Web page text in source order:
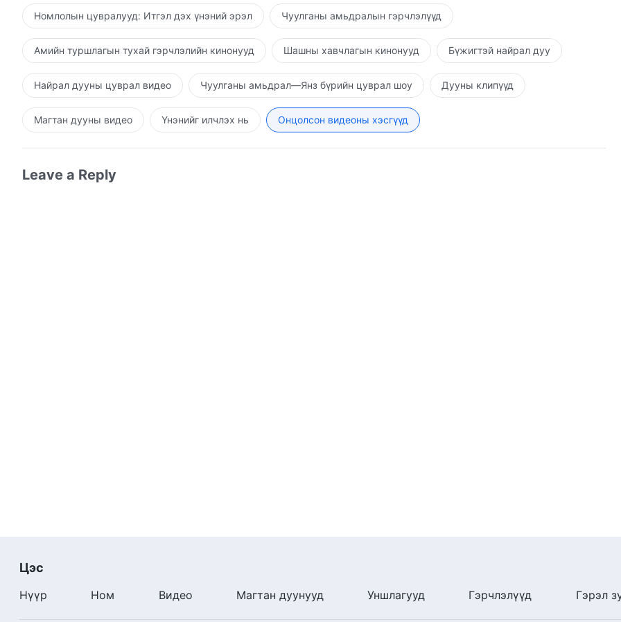
Номлолын цувралууд: Итгэл дэх үнэний эрэл Чуулганы амьдралын гэрчлэлүүд
Амийн туршлагын тухай гэрчлэлийн кинонууд Шашны хавчлагын кинонууд Бүжигтэй найрал дуу
Найрал дууны цуврал видео Чуулганы амьдрал—Янз бүрийн цуврал шоу Дууны клипүүд
Магтан дууны видео Үнэнийг илчлэх нь Онцолсон видеоны хэсгүүд
Leave a Reply
Цэс
Нүүр Ном Видео Магтан дуунууд Уншлагууд Гэрчлэлүүд Гэрэл